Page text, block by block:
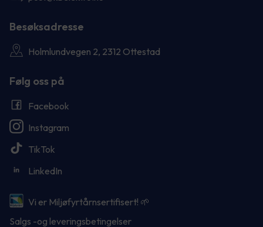
Besøksadresse
Holmlundvegen 2, 2312 Ottestad
Følg oss på
Facebook
Instagram
TikTok
LinkedIn
Vi er Miljøfyrtårnsertifisert! 🌱
Salgs -og leveringsbetingelser